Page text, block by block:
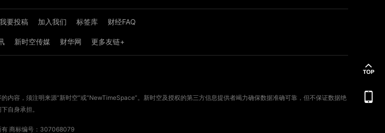
我要投稿 加入我们 标签库 财经FAQ
新时空传媒 财华网 更多友链+
容，须注明来源“新时空”或“NewTimeSpace”。新时空及授权的第三方信息提供者竭力确保数据准确可靠，但不保证数据绝
自身承担。
有 商标编号：307068079